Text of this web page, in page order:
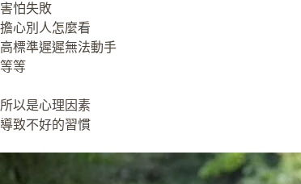
害怕失敗
擔心別人怎麼看
高標準遲遲無法動手
等等
所以是心理因素
導致不好的習慣